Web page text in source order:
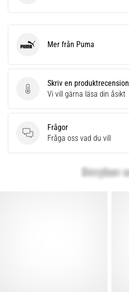
Skriv en produktrecension
Skriv en produktrecension
Vi vill gärna läsa din åsikt
Frågor
Frågor
Fråga oss vad du vill
Puma Mer från Puma